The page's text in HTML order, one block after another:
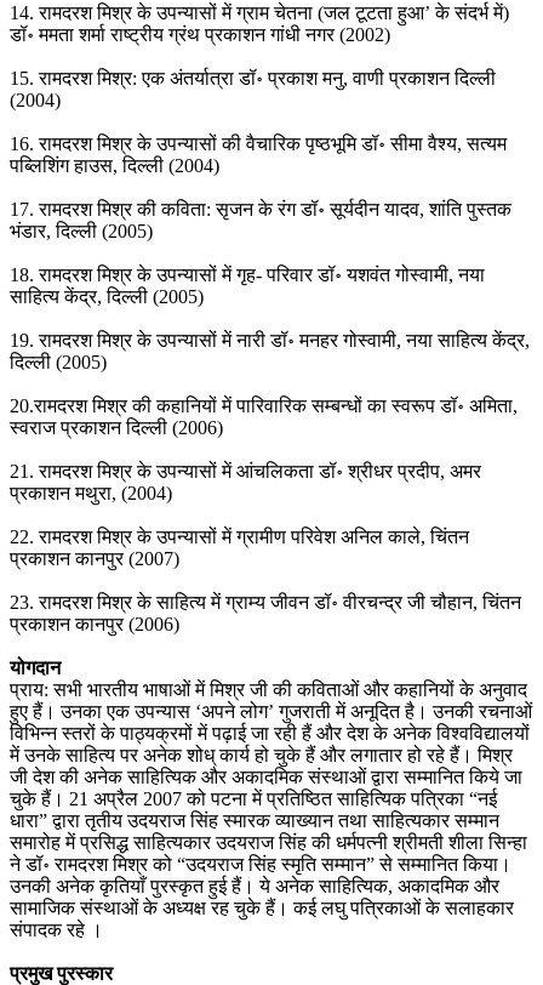
14. रामदरश मिश्र के उपन्यासों में ग्राम चेतना (जल टूटता हुआ’ के संदर्भ में)
डॉ॰ ममता शर्मा राष्ट्रीय ग्रंथ प्रकाशन गांधी नगर (2002)
15. रामदरश मिश्र: एक अंतर्यात्रा डॉ॰ प्रकाश मनु, वाणी प्रकाशन दिल्ली
(2004)
16. रामदरश मिश्र के उपन्यासों की वैचारिक पृष्ठभूमि डॉ॰ सीमा वैश्य, सत्यम
पब्लिशिंग हाउस, दिल्ली (2004)
17. रामदरश मिश्र की कविता: सृजन के रंग डॉ॰ सूर्यदीन यादव, शांति पुस्तक
भंडार, दिल्ली (2005)
18. रामदरश मिश्र के उपन्यासों में गृह- परिवार डॉ॰ यशवंत गोस्वामी, नया
साहित्य केंद्र, दिल्ली (2005)
19. रामदरश मिश्र के उपन्यासों में नारी डॉ॰ मनहर गोस्वामी, नया साहित्य केंद्र,
दिल्ली (2005)
20.रामदरश मिश्र की कहानियों में पारिवारिक सम्बन्धों का स्वरूप डॉ॰ अमिता,
स्वराज प्रकाशन दिल्ली (2006)
21. रामदरश मिश्र के उपन्यासों में आंचलिकता डॉ॰ श्रीधर प्रदीप, अमर
प्रकाशन मथुरा, (2004)
22. रामदरश मिश्र के उपन्यासों में ग्रामीण परिवेश अनिल काले, चिंतन
प्रकाशन कानपुर (2007)
23. रामदरश मिश्र के साहित्य में ग्राम्य जीवन डॉ॰ वीरचन्द्र जी चौहान, चिंतन
प्रकाशन कानपुर (2006)
योगदान
प्राय: सभी भारतीय भाषाओं में मिश्र जी की कविताओं और कहानियों के अनुवाद
हुए हैं। उनका एक उपन्यास ‘अपने लोग’ गुजराती में अनूदित है। उनकी रचनाओं
विभिन्न स्तरों के पाठ्यक्रमों में पढ़ाई जा रही हैं और देश के अनेक विश्वविद्यालयों
में उनके साहित्य पर अनेक शोध् कार्य हो चुके हैं और लगातार हो रहे हैं। मिश्र
जी देश की अनेक साहित्यिक और अकादमिक संस्थाओं द्वारा सम्मानित किये जा
चुके हैं। 21 अप्रैल 2007 को पटना में प्रतिष्ठित साहित्यिक पत्रिका “नई
धारा” द्वारा तृतीय उदयराज सिंह स्मारक व्याख्यान तथा साहित्यकार सम्मान
समारोह में प्रसिद्ध साहित्यकार उदयराज सिंह की धर्मपत्नी श्रीमती शीला सिन्हा
ने डॉ॰ रामदरश मिश्र को “उदयराज सिंह स्मृति सम्मान” से सम्मानित किया।
उनकी अनेक कृतियाँ पुरस्कृत हुई हैं। ये अनेक साहित्यिक, अकादमिक और
सामाजिक संस्थाओं के अध्यक्ष रह चुके हैं। कई लघु पत्रिकाओं के सलाहकार
संपादक रहे ।
प्रमुख पुरस्कार